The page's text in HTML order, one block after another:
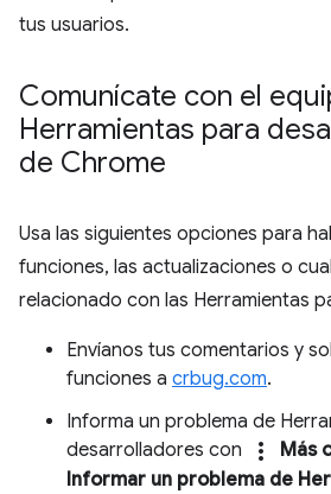
tus usuarios.
Comunícate con el
Herramientas para
de Chrome
Usa las siguientes opciones para
funciones, las actualizaciones o
relacionado con las Herramientas
Envíanos tus comentarios y
funciones a crbug.com.
Informa un problema de
desarrolladores con
more_vert Más
Informar un problema de